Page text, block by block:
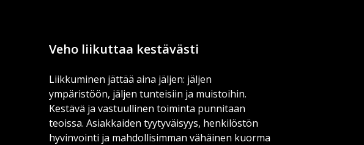
Veho liikuttaa kestävästi
Liikkuminen jättää aina jäljen: jäljen
ympäristöön, jäljen tunteisiin ja muistoihin.
Kestävä ja vastuullinen toiminta punnitaan
teoissa. Asiakkaiden tyytyväisyys, henkilöstön
hyvinvointi ja mahdollisimman vähäinen kuorma